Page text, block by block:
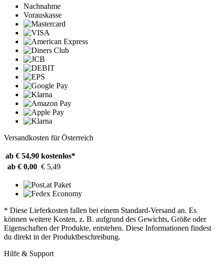
Nachnahme
Vorauskasse
Versandkosten für Österreich
ab € 54,90 kostenlos*
ab € 0,00 € 5,49
* Diese Lieferkosten fallen bei einem Standard-Versand an. Es
können weitere Kosten, z. B. aufgrund des Gewichts, Größe oder
Eigenschaften der Produkte, entstehen. Diese Informationen findest
du direkt in der Produktbeschreibung.
Hilfe & Support